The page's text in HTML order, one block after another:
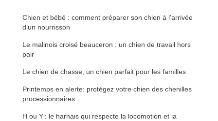
Chien et bébé : comment préparer son chien à l’arrivée
d’un nourrisson
Le malinois croisé beauceron : un chien de travail hors
pair
Le chien de chasse, un chien parfait pour les familles
Printemps en alerte: protégez votre chien des chenilles
processionnaires
H ou Y : le harnais qui respecte la locomotion et la